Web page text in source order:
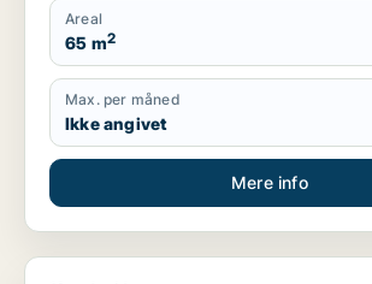
Areal
65 m2
Max. per måned
Ikke angivet
Mere info